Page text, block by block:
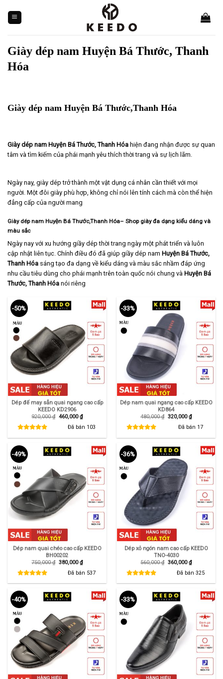
content
Giày dép nam Huyện Bá Thước, Thanh
Hóa
Giày dép nam Huyện Bá Thước,Thanh Hóa
Giày dép nam Huyện Bá Thước, Thanh Hóa hiện đang nhận được sự quan
tâm và tìm kiếm của phái mạnh yêu thích thời trang và sự lịch lãm.
Ngày nay, giày dép trở thành một vật dụng cá nhân cần thiết với mọi
người. Một đôi giày phù hợp, không chỉ nói lên tính cách mà còn thể hiện
đẳng cấp của người mang
Giày dép nam Huyện Bá Thước,Thanh Hóa– Shop giày đa dạng kiểu dáng và
màu sắc
Ngày nay với xu hướng giầy dép thời trang ngày một phát triển và luôn
cập nhật liên tục. Chính điều đó đã giúp giầy dép nam Huyện Bá Thước,
Thanh Hóa sáng tạo đa dạng về kiểu dáng và màu sắc nhầm đáp ứng
nhu cầu tiêu dùng cho phái mạnh trên toàn quốc nói chung và Huyện Bá
Thước, Thanh Hóa nói riêng
-50%
Dép đế may sẵn quai ngang cao cấp
KEEDO KD2906
920,000₫ Giá
460,000₫Giá
hiện
tại
Đã bán 103
-33%
Dép nam quai ngang cao cấp KEEDO
KD864
480,000₫ Giá
320,000₫Giá
hiện
tại
Đã bán 17
-49%
Dép nam quai chéo cao cấp KEEDO
BH00202
750,000₫ Giá
750,000 ₫.
380,000₫Giá
hiện
tại
là:
380,000 ₫.
Đã bán 537
-36%
Dép xỏ ngón nam cao cấp KEEDO
TNO-4030
560,000₫ Giá
560,000 ₫.
360,000₫Giá
hiện
tại
là:
360,000 ₫.
Đã bán 325
-40% -33%